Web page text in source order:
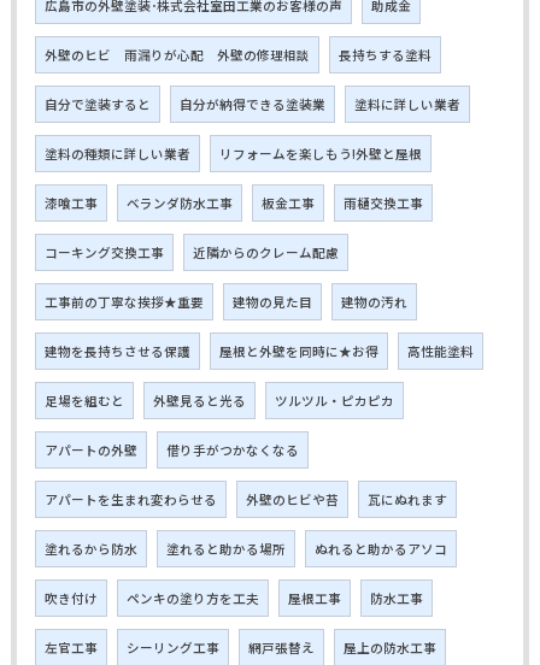
広島市の外壁塗装･株式会社室田工業のお客様の声 助成金
外壁のヒビ 雨漏りが心配 外壁の修理相談 長持ちする塗料
自分で塗装すると 自分が納得できる塗装業 塗料に詳しい業者
塗料の種類に詳しい業者 リフォームを楽しもう!外壁と屋根
漆喰工事 ベランダ防水工事 板金工事 雨樋交換工事
コーキング交換工事 近隣からのクレーム配慮
工事前の丁寧な挨拶★重要 建物の見た目 建物の汚れ
建物を長持ちさせる保護 屋根と外壁を同時に★お得 高性能塗料
足場を組むと 外壁見ると光る ツルツル・ピカピカ
アパートの外壁 借り手がつかなくなる
アパートを生まれ変わらせる 外壁のヒビや苔 瓦にぬれます
塗れるから防水 塗れると助かる場所 ぬれると助かるアソコ
吹き付け ペンキの塗り方を工夫 屋根工事 防水工事
左官工事 シーリング工事 網戸張替え 屋上の防水工事